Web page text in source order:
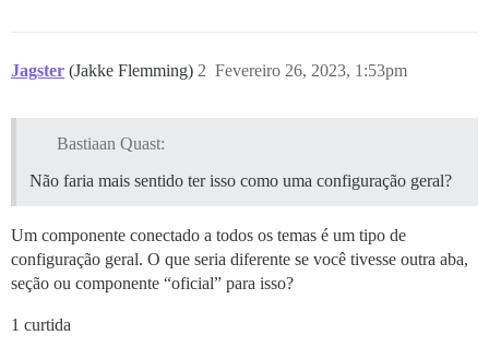
Jagster (Jakke Flemming) Fevereiro 26, 2023, 1:53pm
2
Bastiaan Quast:
Não faria mais sentido ter isso como uma configuração geral?
Um componente conectado a todos os temas é um tipo de
configuração geral. O que seria diferente se você tivesse outra aba,
seção ou componente “oficial” para isso?
1 curtida